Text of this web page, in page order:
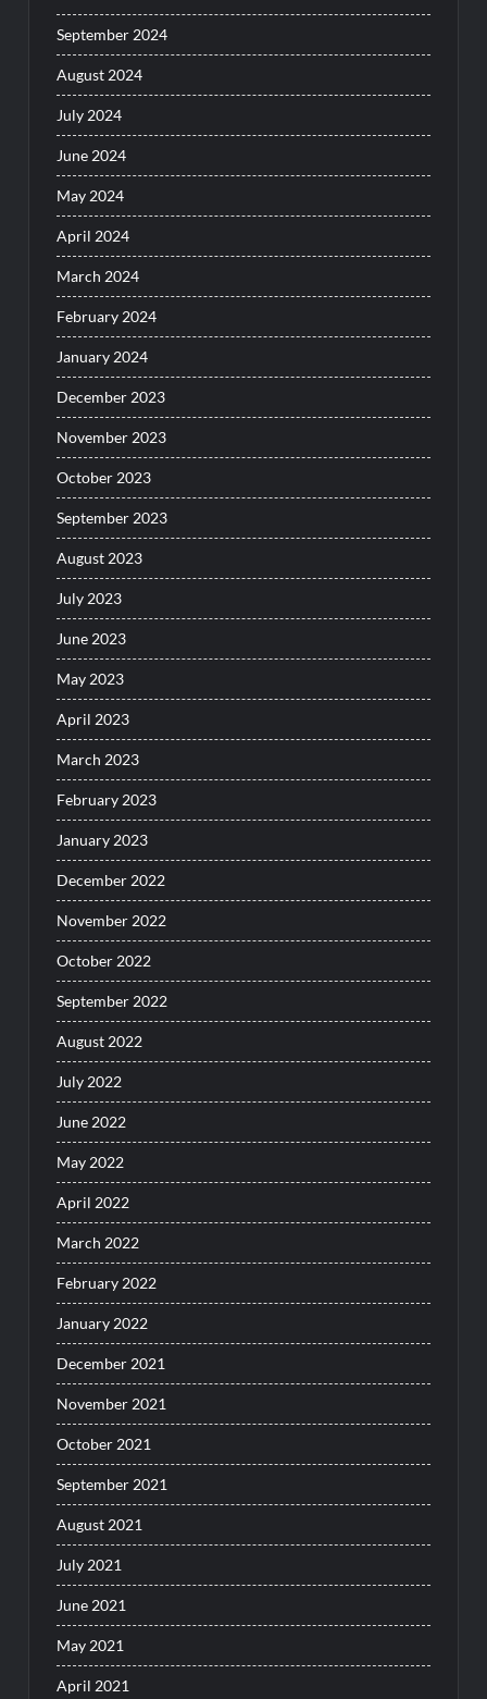
September 2024
August 2024
July 2024
June 2024
May 2024
April 2024
March 2024
February 2024
January 2024
December 2023
November 2023
October 2023
September 2023
August 2023
July 2023
June 2023
May 2023
April 2023
March 2023
February 2023
January 2023
December 2022
November 2022
October 2022
September 2022
August 2022
July 2022
June 2022
May 2022
April 2022
March 2022
February 2022
January 2022
December 2021
November 2021
October 2021
September 2021
August 2021
July 2021
June 2021
May 2021
April 2021